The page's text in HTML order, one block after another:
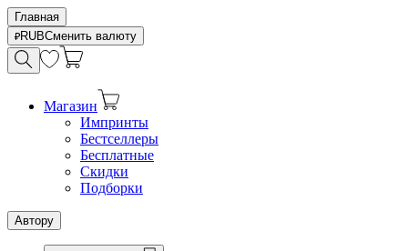
Главная
RUBСменить валюту
Магазин
Импринты
Бестселлеры
Бесплатные
Скидки
Подборки
Автору